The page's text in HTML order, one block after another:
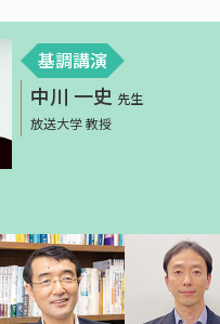
基調講演
中川 一史 先生
放送大学 教授